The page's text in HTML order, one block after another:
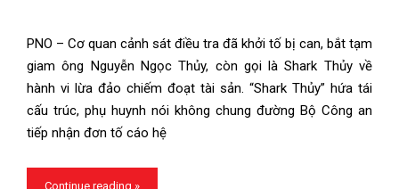
PNO – Cơ quan cảnh sát điều tra đã khởi tố bị can, bắt tạm
giam ông Nguyễn Ngọc Thủy, còn gọi là Shark Thủy về
hành vi lừa đảo chiếm đoạt tài sản. “Shark Thủy” hứa tái
cấu trúc, phụ huynh nói không chung đường Bộ Công an
tiếp nhận đơn tố cáo hệ
Continue reading »